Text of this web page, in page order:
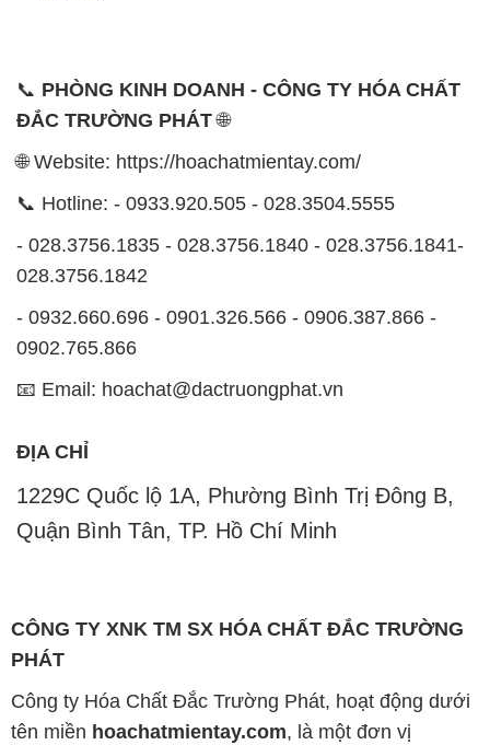
📞 PHÒNG KINH DOANH - CÔNG TY HÓA CHẤT
ĐẮC TRƯỜNG PHÁT🌐
🌐 Website: https://hoachatmientay.com/
📞 Hotline: - 0933.920.505 - 028.3504.5555
- 028.3756.1835 - 028.3756.1840 - 028.3756.1841-
028.3756.1842
- 0932.660.696 - 0901.326.566 - 0906.387.866 -
0902.765.866
📧 Email: hoachat@dactruongphat.vn
ĐỊA CHỈ
1229C Quốc lộ 1A, Phường Bình Trị Đông B,
Quận Bình Tân, TP. Hồ Chí Minh
CÔNG TY XNK TM SX HÓA CHẤT ĐẮC TRƯỜNG
PHÁT
Công ty Hóa Chất Đắc Trường Phát, hoạt động dưới
tên miền hoachatmientay.com, là một đơn vị